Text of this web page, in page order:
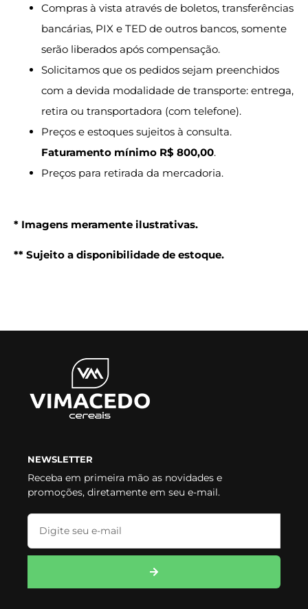
Compras à vista através de boletos, transferências
bancárias, PIX e TED de outros bancos, somente
serão liberados após compensação.
Solicitamos que os pedidos sejam preenchidos
com a devida modalidade de transporte: entrega,
retira ou transportadora (com telefone).
Preços e estoques sujeitos à consulta.
Faturamento mínimo R$ 800,00.
Preços para retirada da mercadoria.
* Imagens meramente ilustrativas.
** Sujeito a disponibilidade de estoque.
NEWSLETTER
Receba em primeira mão as novidades e
promoções, diretamente em seu e-mail.